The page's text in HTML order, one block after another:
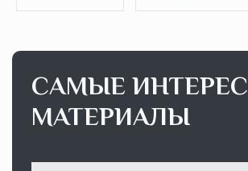
САМЫЕ
МАТЕРИАЛЫ